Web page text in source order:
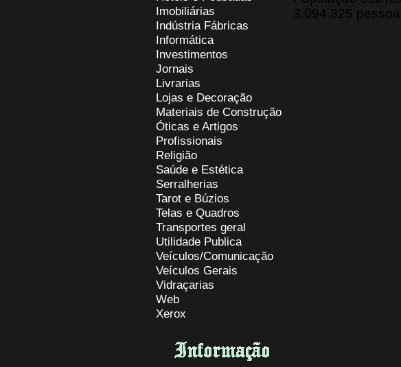
Imobiliárias
Indústria Fábricas
Informática
Investimentos
Jornais
Livrarias
Lojas e Decoração
Materiais de Construção
Óticas e Artigos
Profissionais
Religião
Saúde e Estética
Serralherias
Tarot e Búzios
Telas e Quadros
Transportes geral
Utilidade Publica
Veículos/Comunicação
Veículos Gerais
Vidraçarias
Web
Xerox
3.094.325